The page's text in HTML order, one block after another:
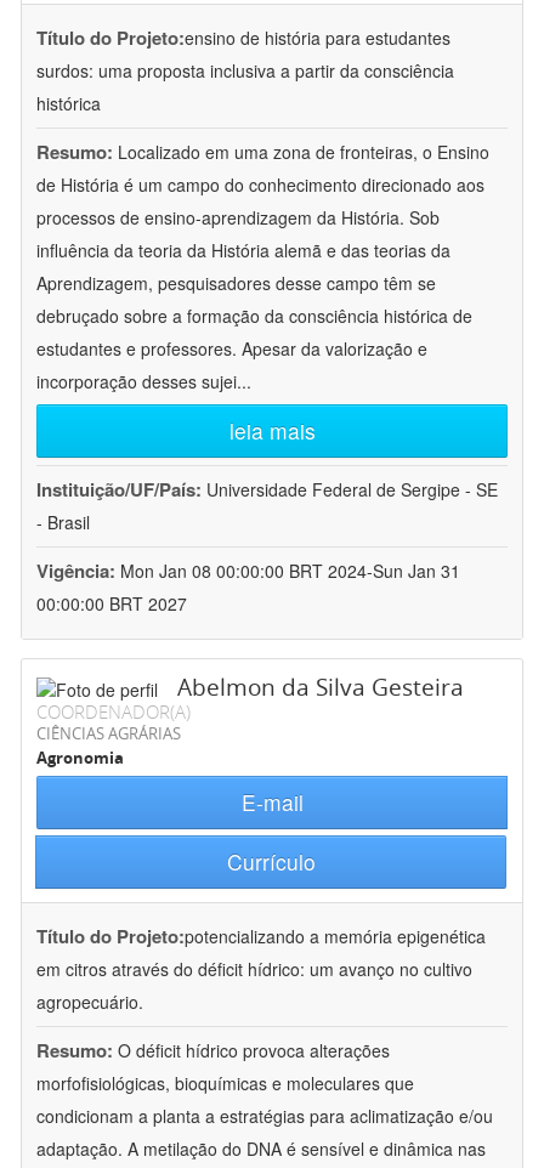
Título do Projeto:ensino de história para estudantes
surdos: uma proposta inclusiva a partir da consciência
histórica
Resumo: Localizado em uma zona de fronteiras, o Ensino
de História é um campo do conhecimento direcionado aos
processos de ensino-aprendizagem da História. Sob
influência da teoria da História alemã e das teorias da
Aprendizagem, pesquisadores desse campo têm se
debruçado sobre a formação da consciência histórica de
estudantes e professores. Apesar da valorização e
incorporação desses sujei...
leia mais
Instituição/UF/País: Universidade Federal de Sergipe - SE
- Brasil
Vigência: Mon Jan 08 00:00:00 BRT 2024-Sun Jan 31
00:00:00 BRT 2027
Abelmon da Silva Gesteira
COORDENADOR(A)
CIÊNCIAS AGRÁRIAS
Agronomia
E-mail
Currículo
Título do Projeto:potencializando a memória epigenética
em citros através do déficit hídrico: um avanço no cultivo
agropecuário.
Resumo: O déficit hídrico provoca alterações
morfofisiológicas, bioquímicas e moleculares que
condicionam a planta a estratégias para aclimatização e/ou
adaptação. A metilação do DNA é sensível e dinâmica nas